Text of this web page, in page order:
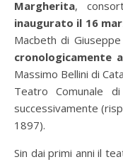
Margherita,
inaugurato il 16
Macbeth di
cronologicamente
Massimo Bellini di
Teatro Comunale
successivamente
1897).
Sin dai primi anni il